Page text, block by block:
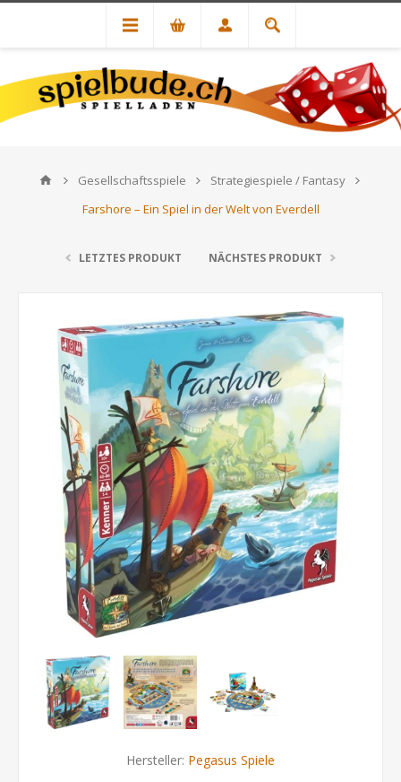
Gesellschaftsspiele
Strategiespiele / Fantasy
Farshore – Ein Spiel in der Welt von Everdell
LETZTES PRODUKT NÄCHSTES PRODUKT
Hersteller: Pegasus Spiele